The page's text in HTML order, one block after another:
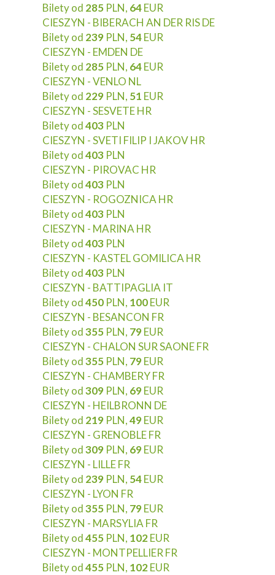
Bilety od 285 PLN, 64EUR
CIESZYN - BIBERACH AN DER RIS DE
Bilety od 239 PLN, 54EUR
CIESZYN - EMDEN DE
Bilety od 285 PLN, 64EUR
CIESZYN - VENLO NL
Bilety od 229 PLN, 51 EUR
CIESZYN - SESVETE HR
Bilety od403 PLN
CIESZYN - SVETI FILIP I JAKOV HR
Bilety od403 PLN
CIESZYN - PIROVAC HR
Bilety od403 PLN
CIESZYN - ROGOZNICA HR
Bilety od403 PLN
CIESZYN - MARINA HR
Bilety od403 PLN
CIESZYN - KASTEL GOMILICA HR
Bilety od403 PLN
CIESZYN - BATTIPAGLIA IT
Bilety od450 PLN, 100EUR
CIESZYN - BESANCON FR
Bilety od355 PLN, 79EUR
CIESZYN - CHALON SUR SAONE FR
Bilety od355 PLN, 79EUR
CIESZYN - CHAMBERY FR
Bilety od309 PLN, 69EUR
CIESZYN - HEILBRONN DE
Bilety od 219 PLN,49EUR
CIESZYN - GRENOBLE FR
Bilety od309 PLN, 69EUR
CIESZYN - LILLE FR
Bilety od 239 PLN, 54EUR
CIESZYN - LYON FR
Bilety od355 PLN, 79EUR
CIESZYN - MARSYLIA FR
Bilety od455 PLN, 102EUR
CIESZYN - MONTPELLIER FR
Bilety od455 PLN, 102EUR